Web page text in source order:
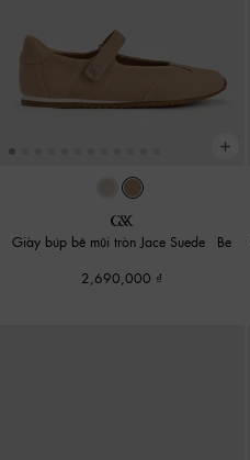
Giày búp bê mũi tròn Jace Suede
Be
2,690,000